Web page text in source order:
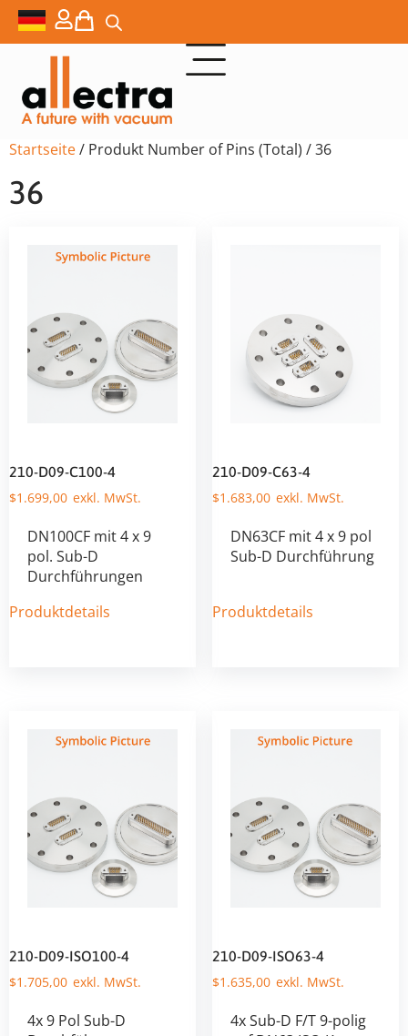
Startseite/ Produkt Number of Pins (Total) / 36
36
210-D09-C100-4
$1.699,00
DN100CF mit 4 x 9
pol. Sub-D
Durchführungen
Produktdetails
210-D09-C63-4
$1.683,00
DN63CF mit 4 x 9 pol
Sub-D Durchführung
Produktdetails
210-D09-ISO100-4
$1.705,00
4x 9 Pol Sub-D
210-D09-ISO63-4
$1.635,00
4x Sub-D F/T 9-polig